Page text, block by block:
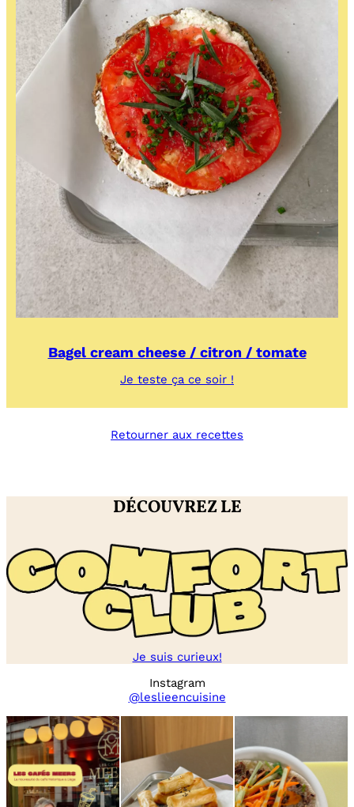
Bagel cream cheese / citron / tomate
Je teste ça ce soir !
cream
/
Retourner aux recettes
DÉCOUVREZ LE
Je suis curieux!
Instagram
@leslieencuisine